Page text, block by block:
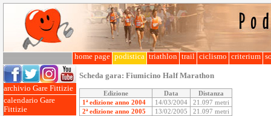
home page podistica triathlon trail ciclismo criterium
archivio Gare Fittizie
calendario Gare
Fittizie
Scheda gara: Fiumicino Half Marathon
Edizione Data
Distanza
1ª edizione anno 2004
14/03/2004
21.097 metri
2ª edizione anno 2005
13/02/2005
21.097 metri